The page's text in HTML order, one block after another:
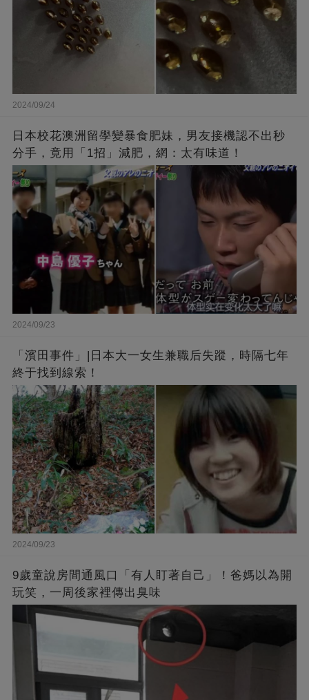
2024/09/24
日本校花澳洲留學變暴食肥妹，男友接機認不出秒
分手，竟用「1招」減肥，網：太有味道！
2024/09/23
「濱田事件」|日本大一女生兼職后失蹤，時隔七年
終于找到線索！
2024/09/23
9歲童說房間通風口「有人盯著自己」！爸媽以為開
玩笑，一周後家裡傳出臭味